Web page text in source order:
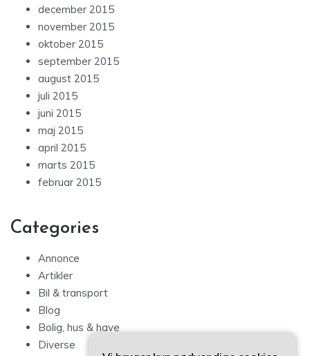
december 2015
november 2015
oktober 2015
september 2015
august 2015
juli 2015
juni 2015
maj 2015
april 2015
marts 2015
februar 2015
Categories
Annonce
Artikler
Bil & transport
Blog
Bolig, hus & have
Diverse